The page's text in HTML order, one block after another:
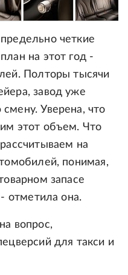
четкие
на этот год -
Полторы тысячи
завод уже
Уверена, что
этот объем. Что
на
понимая,
запасе
отметила она.
вопрос,
для такси и